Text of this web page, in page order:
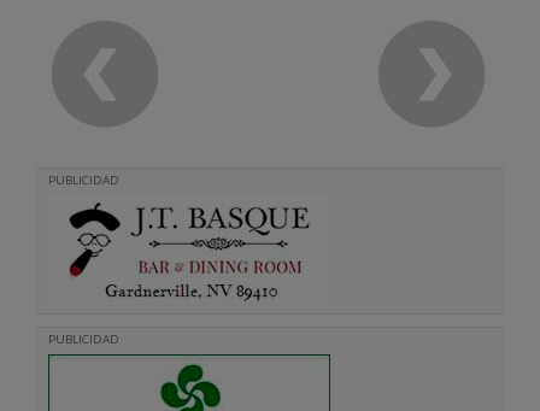
PUBLICIDAD
PUBLICIDAD